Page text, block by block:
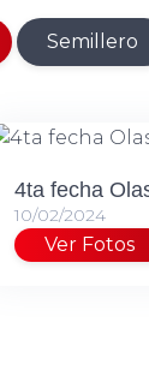
Semillero
4ta fecha
10/02/2024
Ver Fotos